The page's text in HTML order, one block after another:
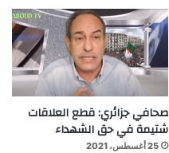
صحافي جزائري: قطع العلاقات
شتيمة في حق الشهداء
25 أغسطس، 2021